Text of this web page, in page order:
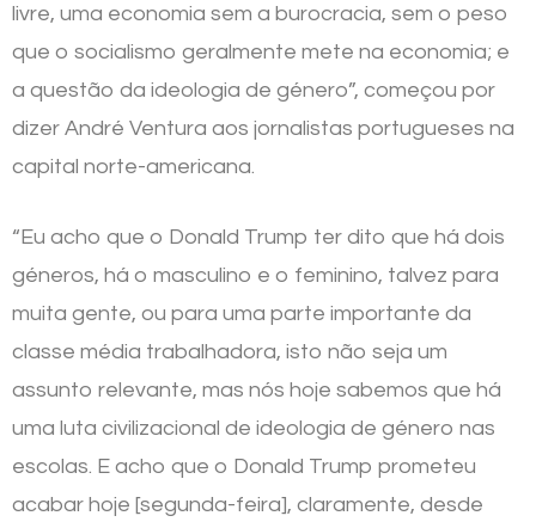
livre, uma economia sem a burocracia, sem o peso
que o socialismo geralmente mete na economia; e
a questão da ideologia de género”, começou por
dizer André Ventura aos jornalistas portugueses na
capital norte-americana.
“Eu acho que o Donald Trump ter dito que há dois
géneros, há o masculino e o feminino, talvez para
muita gente, ou para uma parte importante da
classe média trabalhadora, isto não seja um
assunto relevante, mas nós hoje sabemos que há
uma luta civilizacional de ideologia de género nas
escolas. E acho que o Donald Trump prometeu
acabar hoje [segunda-feira], claramente, desde